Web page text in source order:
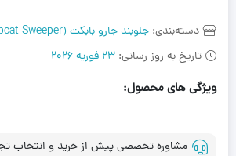
دسته‌بندی: جلوبند جارو بابکت (Bobcat Sweeper)
تاریخ به روز رسانی: 23 فوریه 2026
ویژگی های محصول:
مشاوره تخصصی پیش از خرید و انتخاب